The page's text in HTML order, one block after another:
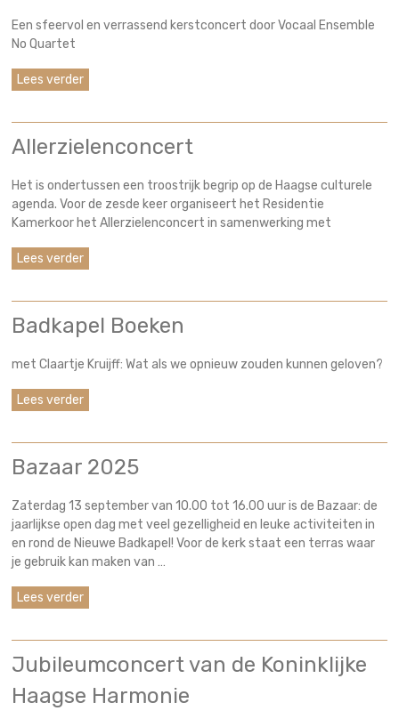
Een sfeervol en verrassend kerstconcert door Vocaal Ensemble
No Quartet
Lees verder
Allerzielenconcert
Het is ondertussen een troostrijk begrip op de Haagse culturele
agenda. Voor de zesde keer organiseert het Residentie
Kamerkoor het Allerzielenconcert in samenwerking met
Lees verder
Badkapel Boeken
met Claartje Kruijff: Wat als we opnieuw zouden kunnen geloven?
Lees verder
Bazaar 2025
Zaterdag 13 september van 10.00 tot 16.00 uur is de Bazaar: de
jaarlijkse open dag met veel gezelligheid en leuke activiteiten in
en rond de Nieuwe Badkapel! Voor de kerk staat een terras waar
je gebruik kan maken van …
Lees verder
Jubileumconcert van de Koninklijke
Haagse Harmonie